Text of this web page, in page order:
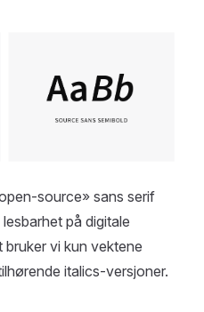
source» sans serif
på digitale
vi kun vektene
italics-versjoner.